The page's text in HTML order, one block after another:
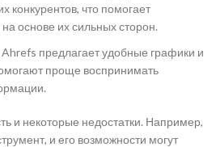
конкурентов, что помогает
на основе их сильных сторон.
предлагает удобные графики и
проще воспринимать
и некоторые недостатки. Например,
и его возможности могут